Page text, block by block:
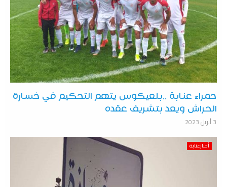
حمراء عنابة ..بلعيكوس يتهم التحكيم في خسارة
الحراش ويعد بتشريف عقده
3 أبريل 2023
أخبارعنابة